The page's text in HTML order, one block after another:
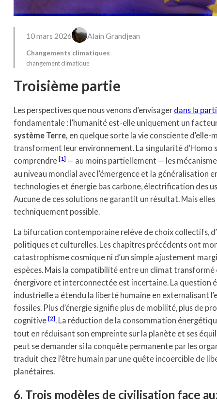
10 mars 2026 Alain Grandjean
Changements climatiques
changement climatique
Troisième partie
Les perspectives que nous venons d’envisager dans la
fondamentale : l’humanité est-elle uniquement un
système Terre, en quelque sorte la vie consciente d’elle-
transforment leur environnement. La singularité d’Homo
comprendre
1 — au moins partiellement — les
au niveau mondial avec l’émergence et la généralisation
technologies et énergie bas carbone, électrification des
Aucune de ces solutions ne garantit un résultat. Mais
techniquement possible.
La bifurcation contemporaine relève de choix collectifs,
politiques et culturelles. Les chapitres précédents ont
catastrophisme cosmique ni d’un simple ajustement
espèces. Mais la compatibilité entre un climat
énergivore et interconnectée est incertaine. La
industrielle a étendu la liberté humaine en externalisant
fossiles. Plus d’énergie signifie plus de mobilité, plus de
cognitive
2 . La réduction de la consommation
tout en réduisant son empreinte sur la planète et ses
peut se demander si la conquête permanente par les
traduit chez l’être humain par une quête incoercible de
planétaires.
6. Trois modèles de civilisation face